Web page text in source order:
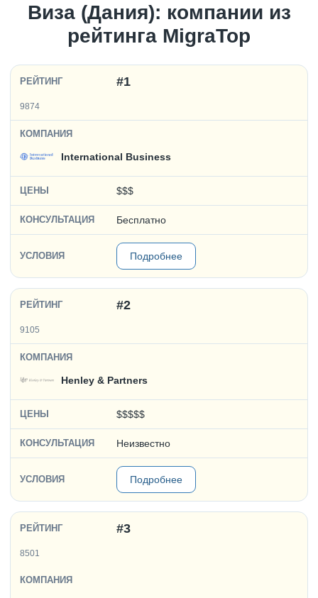
Виза (Дания): компании из
рейтинга MigraTop
#1
9874
International Business
$$$
Бесплатно
Подробнее
#2
9105
Henley & Partners
$$$$$
Неизвестно
Подробнее
#3
8501